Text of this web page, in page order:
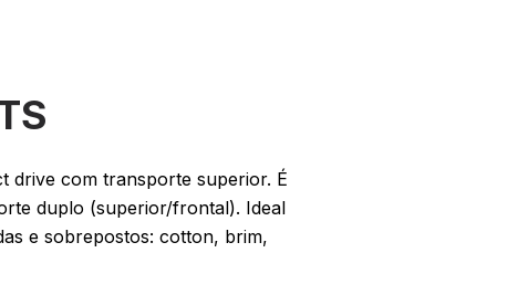
drive com transporte superior. É
duplo (superior/frontal). Ideal
e sobrepostos: cotton, brim,